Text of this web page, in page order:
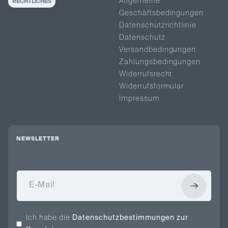
RECHTLICHES
Geschäftsbedingungen
Datenschutzrichtlinie
Datenschutz
Versandbedingungen
Zahlungsbedingungen
Widerrufsrecht
Widerrufsformular
Impressum
NEWSLETTER
Ich habe die Datenschutzbestimmungen zur